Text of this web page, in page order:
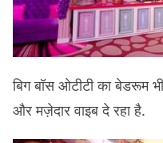
बिग बॉस ओटीटी का बेडरूम
और मज़ेदार वाइब दे रहा है.